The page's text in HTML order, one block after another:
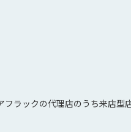
フラックの代理店のうち来店型